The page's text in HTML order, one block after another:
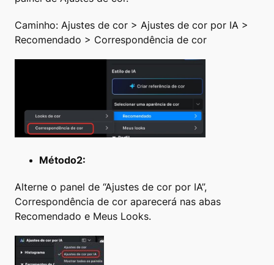
Caminho: Ajustes de cor > Ajustes de cor por IA >
Recomendado > Correspondência de cor
Método2:
Alterne o panel de “Ajustes de cor por IA”,
Correspondência de cor aparecerá nas abas
Recomendado e Meus Looks.